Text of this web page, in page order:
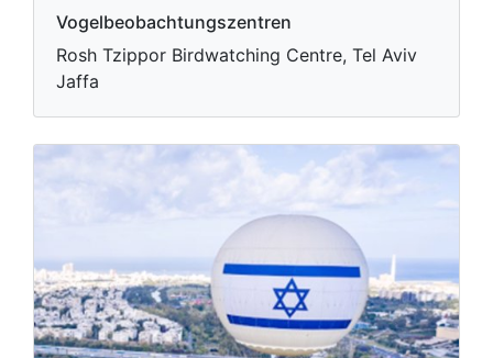
Vogelbeobachtungszentren
Rosh Tzippor Birdwatching Centre, Tel Aviv
Jaffa